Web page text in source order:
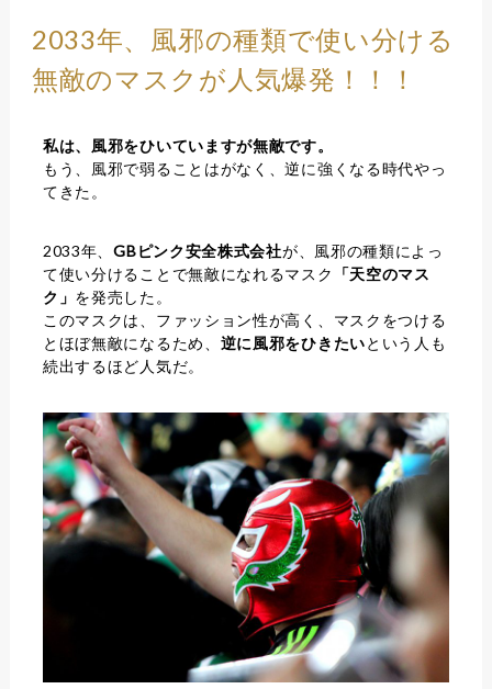
2033年、風邪の種類で使い分ける
無敵のマスクが人気爆発！！！
私は、風邪をひいていますが無敵です。
もう、風邪で弱ることはがなく、逆に強くなる時代やっ
てきた。
2033年、GBピンク安全株式会社が、風邪の種類によっ
て使い分けることで無敵になれるマスク
「天空のマス
ク」 を発売した。
このマスクは、ファッション性が高く、マスクをつける
とほぼ無敵になるため、 逆に風邪をひきたいという人も
続出するほど人気だ。